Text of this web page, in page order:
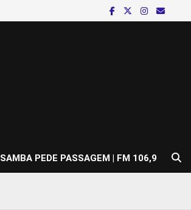
SAMBA PEDE PASSAGEM | FM 106,9